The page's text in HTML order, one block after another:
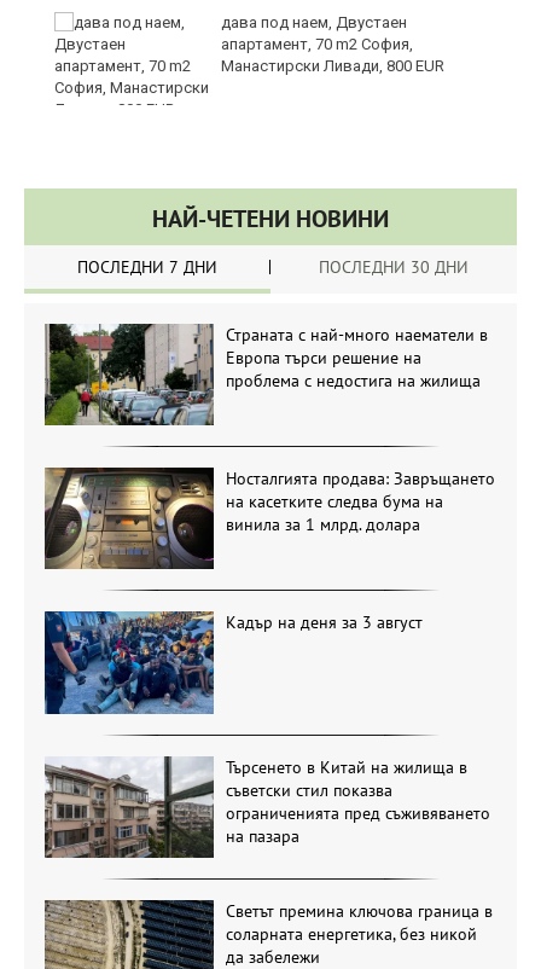
дава под наем, Двустаен
апартамент, 70 m2 София,
Манастирски Ливади, 800 EUR
НАЙ-ЧЕТЕНИ НОВИНИ
ПОСЛЕДНИ 7 ДНИ ПОСЛЕДНИ 30 ДНИ
Страната с най-много наематели в
Европа търси решение на
проблема с недостига на жилища
Носталгията продава: Завръщането
на касетките следва бума на
винила за 1 млрд. долара
Кадър на деня за 3 август
Търсенето в Китай на жилища в
съветски стил показва
ограниченията пред съживяването
на пазара
Светът премина ключова граница в
соларната енергетика, без никой
да забележи